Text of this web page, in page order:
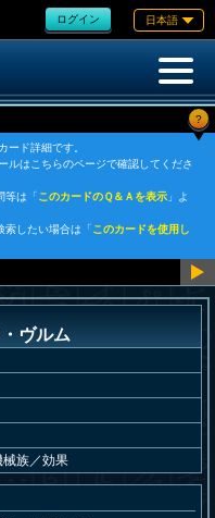
ログイン 日本語
?
ード詳細です。
ルはこちらのページで確認してくださ
等は「このカードのＱ＆Ａを表示 」よ
索したい場合は「このカードを使用し
ヴルム
械族／効果